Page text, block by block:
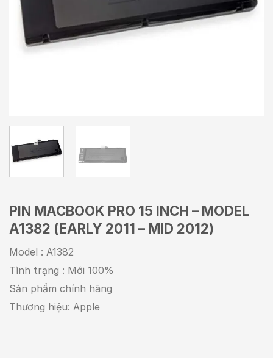
PIN MACBOOK PRO 15 INCH – MODEL
A1382 (EARLY 2011 – MID 2012)
Model : A1382
Tình trạng : Mới 100%
Sản phẩm chính hãng
Thương hiệu: Apple